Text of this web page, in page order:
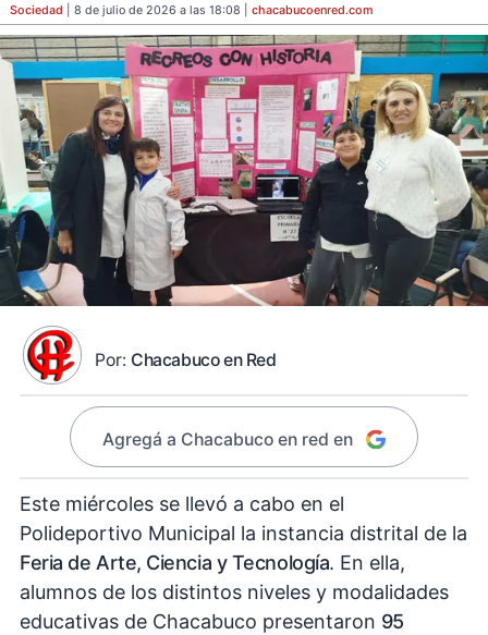
Sociedad | 8 de julio de 2026 a las 18:08 | chacabucoenred.com
Por: Chacabuco en Red
Agregá a Chacabuco en red en
Este miércoles se llevó a cabo en el
Polideportivo Municipal la instancia distrital de la
Feria de Arte, Ciencia y Tecnología. En ella,
alumnos de los distintos niveles y modalidades
educativas de Chacabuco presentaron 95